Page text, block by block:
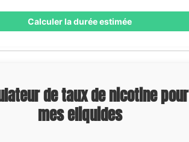
Calculer la durée estimée
de taux de nicotine pour
mes eliquides